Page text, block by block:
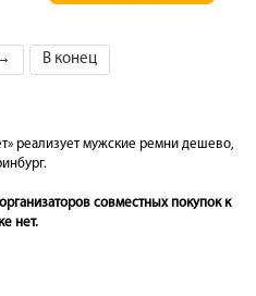
В конец
реализует мужские ремни дешево,
совместных покупок к
нет.